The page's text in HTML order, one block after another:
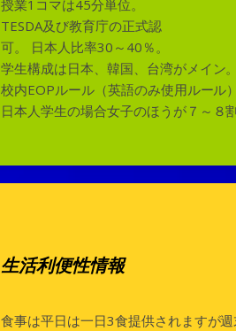
授業1コマは45分単位。
TESDA及び教育庁の正式認
可。 日本人比率30～40％。
学生構成は日本、韓国、台湾がメイン
校内EOPルール（英語のみ使用ルール
日本人学生の場合女子のほうが７～８
生活利便性情報
食事は平日は一日3食提供されますが週